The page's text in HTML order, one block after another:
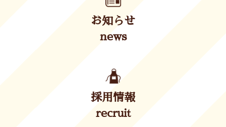
お知らせ
news
採用情報
recruit